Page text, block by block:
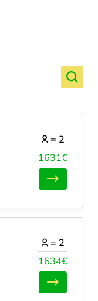
1631€
= 2
1634€
= 2